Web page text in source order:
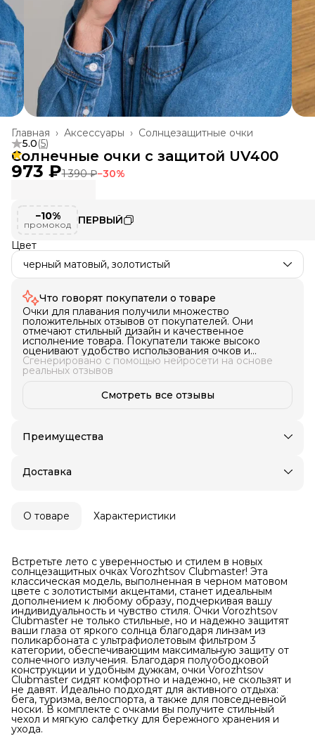
Солнцезащитные очки
Аксессуары ›
Главная ›
5.0(5)
Солнечные очки с защитой UV400
973 ₽1 390 ₽−30%
−10%
промокод
ПЕРВЫЙ
Цвет
черный матовый, золотистый
Что говорят покупатели о товаре
Очки для плавания получили множество
положительных отзывов от покупателей. Они
отмечают стильный дизайн и качественное
исполнение товара. Покупатели также высоко
оценивают удобство использования очков и
наличие чехла в комплекте. Эти очки идеально
подойдут для тех, кто ищет стильные и удобные в
использовании очки для плавания.
Сгенерировано с помощью нейросети на основе
реальных отзывов
Смотреть все отзывы
Преимущества
Доставка в пункты выдачи или до двери
Примерка при получении в пункте выдачи
Оплата — картой, СБП или наличными
Доставка
О товаре Характеристики
Встретьте лето с уверенностью и стилем в новых
солнцезащитных очках Vorozhtsov Clubmaster! Эта
классическая модель, выполненная в черном матовом
цвете с золотистыми акцентами, станет идеальным
дополнением к любому образу, подчеркивая вашу
индивидуальность и чувство стиля. Очки Vorozhtsov
Clubmaster не только стильные, но и надежно защитят
ваши глаза от яркого солнца благодаря линзам из
поликарбоната с ультрафиолетовым фильтром 3
категории, обеспечивающим максимальную защиту от
солнечного излучения. Благодаря полуободковой
конструкции и удобным дужкам, очки Vorozhtsov
Clubmaster сидят комфортно и надежно, не скользят и
не давят. Идеально подходят для активного отдыха:
бега, туризма, велоспорта, а также для повседневной
носки. В комплекте с очками вы получите стильный
чехол и мягкую салфетку для бережного хранения и
ухода.